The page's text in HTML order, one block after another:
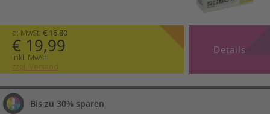
o. MwSt. € 16,80
€ 19,99
inkl. MwSt.
zzgl. Versand
Details
Bis zu 30% sparen